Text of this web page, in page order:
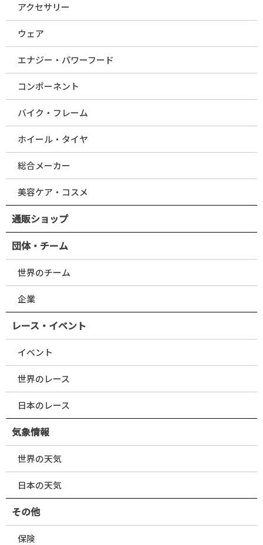
アクセサリー
ウェア
エナジー・パワーフード
コンポーネント
バイク・フレーム
ホイール・タイヤ
総合メーカー
美容ケア・コスメ
通販ショップ
団体・チーム
世界のチーム
企業
レース・イベント
イベント
世界のレース
日本のレース
気象情報
世界の天気
日本の天気
その他
保険